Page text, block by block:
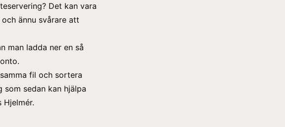
Det kan vara
ännu svårare att
man ladda ner en så
fil och sortera
sedan kan hjälpa